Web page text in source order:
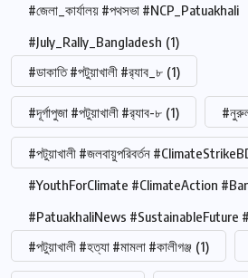
#জেলা_কার্যালয় #পথসভা #NCP_Patuakhali
#July_Rally_Bangladesh (1)
#ডাকাতি #পটুয়াখালী #র‍্যাব_৮ (1)
#দূর্গাপুজা #পটুয়াখালী #র‍্যাব-৮ (1)
#পটুয়াখালী #জলবায়ুপরিবর্তন
#YouthForClimate #ClimateAction
#PatuakhaliNews #SustainableFuture
#পটুয়াখালী #হত্যা #মামলা #কালীগঞ্জ (1)